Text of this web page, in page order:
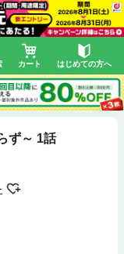
カート はじめての方へ
ず～ 1話